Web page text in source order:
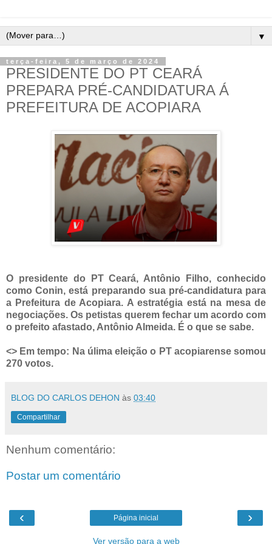
▼
terça-feira, 5 de março de 2024
PRESIDENTE DO PT CEARÁ
PREPARA PRÉ-CANDIDATURA Á
PREFEITURA DE ACOPIARA
O presidente do PT Ceará, Antônio Filho, conhecido
como Conin, está preparando sua pré-candidatura para
a Prefeitura de Acopiara. A estratégia está na mesa de
negociações. Os petistas querem fechar um acordo com
o prefeito afastado, Antônio Almeida. É o que se sabe.
<> Em tempo: Na úlima eleição o PT acopiarense somou
270 votos.
BLOG DO CARLOS DEHON às 03:40
Compartilhar
Nenhum comentário:
Postar um comentário
‹ ›
Página inicial
Ver versão para a web